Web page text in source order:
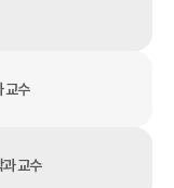
교수
교수